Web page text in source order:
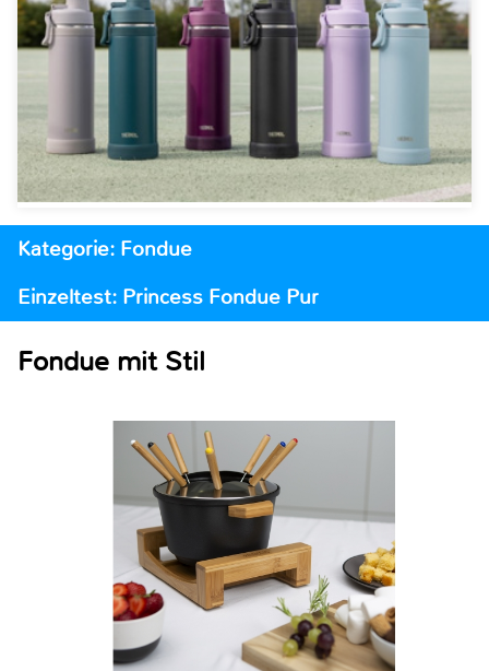
Kategorie: Fondue
Einzeltest: Princess Fondue Pur
Fondue mit Stil